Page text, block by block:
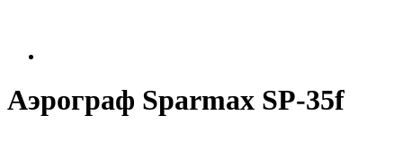
Аэрограф Sparmax SP-35f